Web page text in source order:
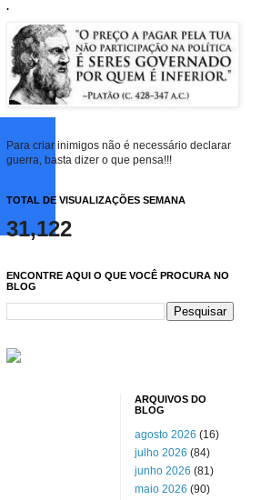
.
Para criar inimigos não é necessário declarar
guerra, basta dizer o que pensa!!!
TOTAL DE VISUALIZAÇÕES SEMANA
31,122
ENCONTRE AQUI O QUE VOCÊ PROCURA NO
BLOG
ARQUIVOS DO
BLOG
agosto 2026 (16)
julho 2026 (84)
junho 2026 (81)
maio 2026 (90)